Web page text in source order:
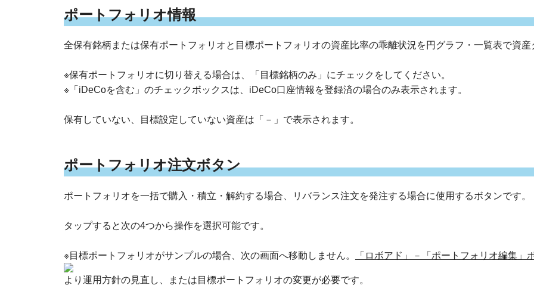
ポートフォリオ情報
全保有銘柄または保有ポートフォリオと目標ポートフォリオの資産比率の乖離状況を円グラフ・一覧表で資
※保有ポートフォリオに切り替える場合は、「目標銘柄のみ」にチェックをしてください。
※「iDeCoを含む」のチェックボックスは、iDeCo口座情報を登録済の場合のみ表示されます。
保有していない、目標設定していない資産は「－」で表示されます。
ポートフォリオ注文ボタン
ポートフォリオを一括で購入・積立・解約する場合、リバランス注文を発注する場合に使用するボタンです。
タップすると次の4つから操作を選択可能です。
※目標ポートフォリオがサンプルの場合、次の画面へ移動しません。 「ロボアド」－「ポートフォリオ編集」
より運用方針の見直し、または目標ポートフォリオの変更が必要です。